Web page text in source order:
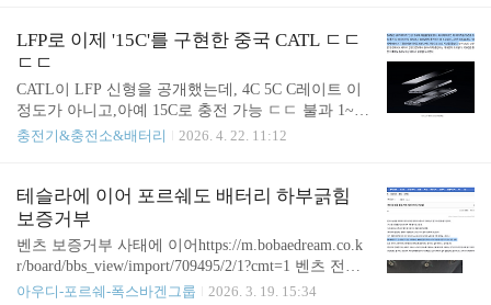
ves, and less range than the supplier cells they replace.ele
ctrek.co 이게 번역https://www.digitaltoday.co.kr/news/a
rticleView...
LFP로 이제 '15C'를 구현한 중국 CATL ㄷㄷ
ㄷㄷ
CATL이 LFP 신형을 공개했는데, 4C 5C C레이트 이
정도가 아니고,아예 15C로 충전 가능 ㄷㄷ 불과 1~2
년 전에 이런 기술들이 있었는데...https://meritocrat.tis
다는 건이미 소개를 여러 차례 한 바 있음. 참고 http
s://meritocrat.tistory.com/952 'CATL Shenxing 플러스'
배터리와 벤츠 전기차 전략세계 최초의 4C 급 급속충
전이meritocrat.tistory.com 나트륨도 진행 중이고...htt
ps://meritocrat.tistory.com/1497 중국CATL, 올해 말 나
트륨(Sodium)이온 배터리 ..
충전기&충전소&배터리 2026. 4. 22. 11:12
테슬라에 이어 포르쉐도 배터리 하부긁힘
보증거부
벤츠 보증거부 사태에 이어https://m.bobaedream.co.k
r/board/bbs_view/import/709495/2/1?cmt=1 벤츠 전기
차 배터리 교체 안내받았는데 7천만원이 말이 되나
아우디-포르쉐-폭스바겐그룹 2026. 3. 19. 15:34